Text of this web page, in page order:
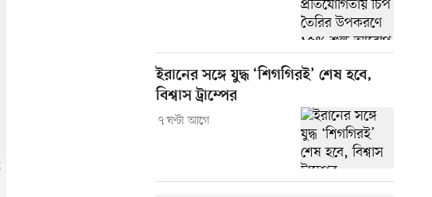
ইরানের সঙ্গে যুদ্ধ ‘শিগগিরই’ শেষ হবে,
বিশ্বাস ট্রাম্পের
৭ ঘণ্টা আগে